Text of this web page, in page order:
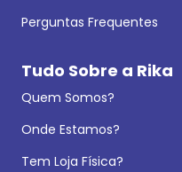
Perguntas Frequentes
Tudo Sobre a Rika
Quem Somos?
Onde Estamos?
Tem Loja Física?